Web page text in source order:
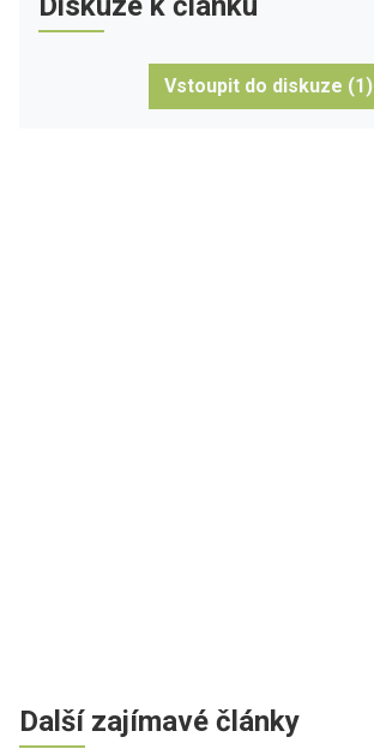
Vstoupit do diskuze (1)
Další zajímavé články